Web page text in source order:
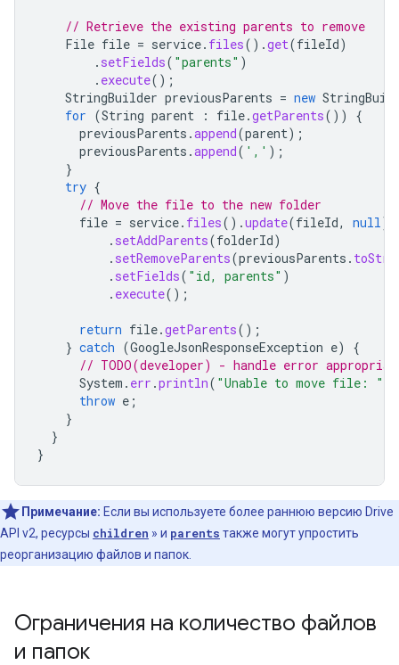
// Retrieve the existing parents to remove
File file = service. files().get(fileId)
. setFields( "parents" )
. execute();
StringBuilder previousParents = new
for (String parent : file.getParents())
{
previousParents .append(parent);
previousParents .append( ',' );
}
try {
// Move the file to the new folder
file = service. files().update(fileId, null)
. setAddParents(folderId)
. setRemoveParents(previousParents .
. setFields( "id, parents" )
. execute();
return file.getParents();
} catch (GoogleJsonResponseException e)
{
// TODO(developer) - handle error
System . err .println( "Unable to move file: "
throw e ;
}
}
}
Примечание: Если вы используете более раннюю версию Drive
API v2, ресурсы children » и parents также могут упростить
реорганизацию файлов и папок.
Ограничения на количество файлов
и папок